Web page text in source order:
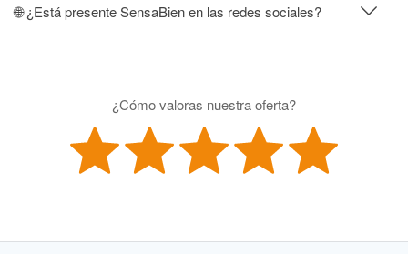
🌐 ¿Está presente SensaBien en las redes sociales?
¿Cómo valoras nuestra oferta?